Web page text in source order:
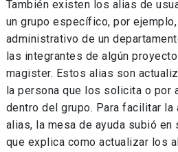
También existen los alias de
un grupo específico, por
administrativo de un
las integrantes de algún
magister. Estos alias son
la persona que los solicita o por
dentro del grupo. Para facilitar
alias, la mesa de ayuda subió
que explica como actualizar los